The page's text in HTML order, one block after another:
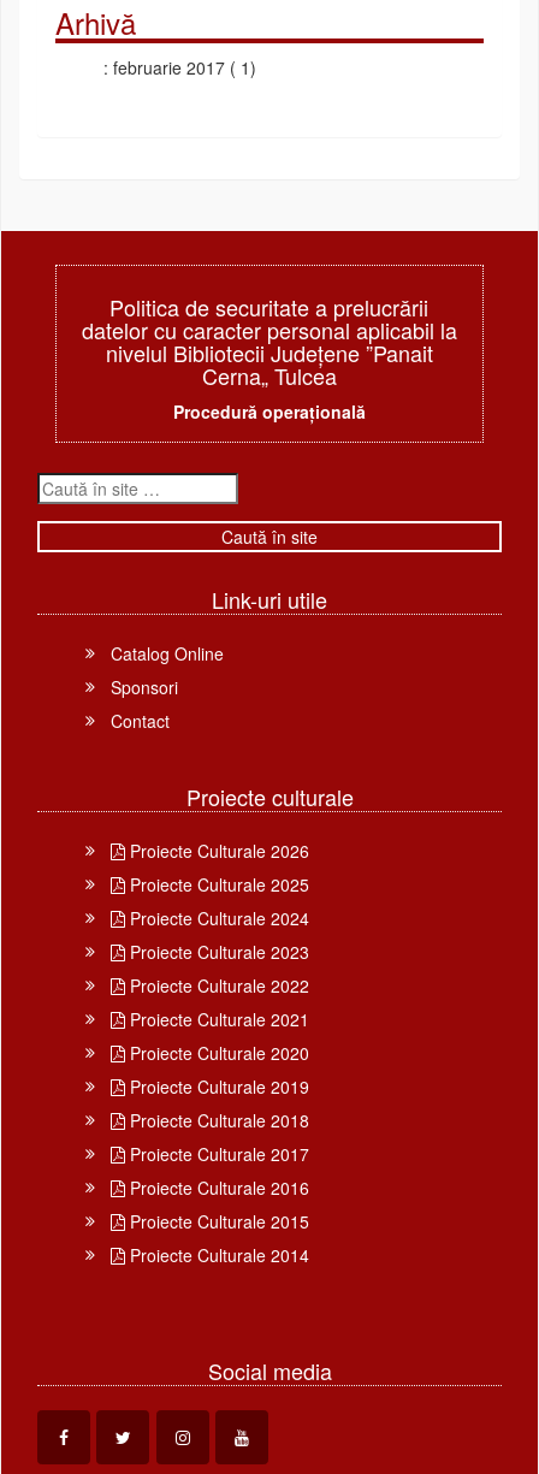
Arhivă
februarie 2017 ( 1)
Politica de securitate a prelucrării
datelor cu caracter personal aplicabil la
nivelul Bibliotecii Judeţene ”Panait
Cerna„ Tulcea
Procedură operațională
Link-uri utile
Catalog Online
Sponsori
Contact
Proiecte culturale
Proiecte Culturale 2026
Proiecte Culturale 2025
Proiecte Culturale 2024
Proiecte Culturale 2023
Proiecte Culturale 2022
Proiecte Culturale 2021
Proiecte Culturale 2020
Proiecte Culturale 2019
Proiecte Culturale 2018
Proiecte Culturale 2017
Proiecte Culturale 2016
Proiecte Culturale 2015
Proiecte Culturale 2014
Social media